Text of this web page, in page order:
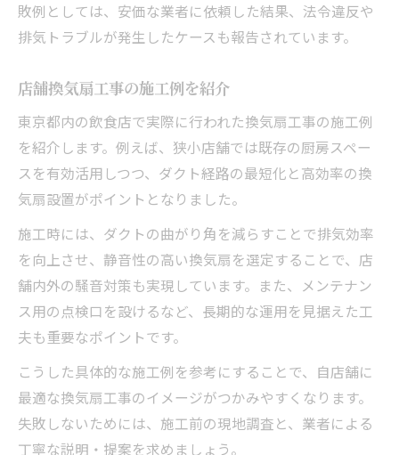
敗例としては、安価な業者に依頼した結果、法令違反や
排気トラブルが発生したケースも報告されています。
店舗換気扇工事の施工例を紹介
東京都内の飲食店で実際に行われた換気扇工事の施工例
を紹介します。例えば、狭小店舗では既存の厨房スペー
スを有効活用しつつ、ダクト経路の最短化と高効率の換
気扇設置がポイントとなりました。
施工時には、ダクトの曲がり角を減らすことで排気効率
を向上させ、静音性の高い換気扇を選定することで、店
舗内外の騒音対策も実現しています。また、メンテナン
ス用の点検口を設けるなど、長期的な運用を見据えた工
夫も重要なポイントです。
こうした具体的な施工例を参考にすることで、自店舗に
最適な換気扇工事のイメージがつかみやすくなります。
失敗しないためには、施工前の現地調査と、業者による
丁寧な説明・提案を求めましょう。